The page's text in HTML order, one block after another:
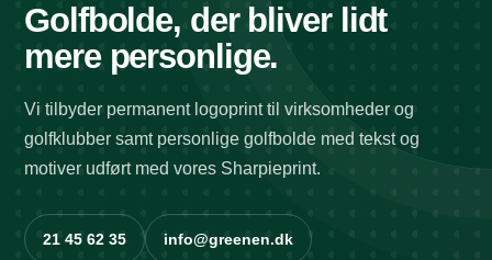
Golfbolde, der bliver lidt
mere personlige.
Vi tilbyder permanent logoprint til virksomheder og
golfklubber samt personlige golfbolde med tekst og
motiver udført med vores Sharpieprint.
21 45 62 35 info@greenen.dk